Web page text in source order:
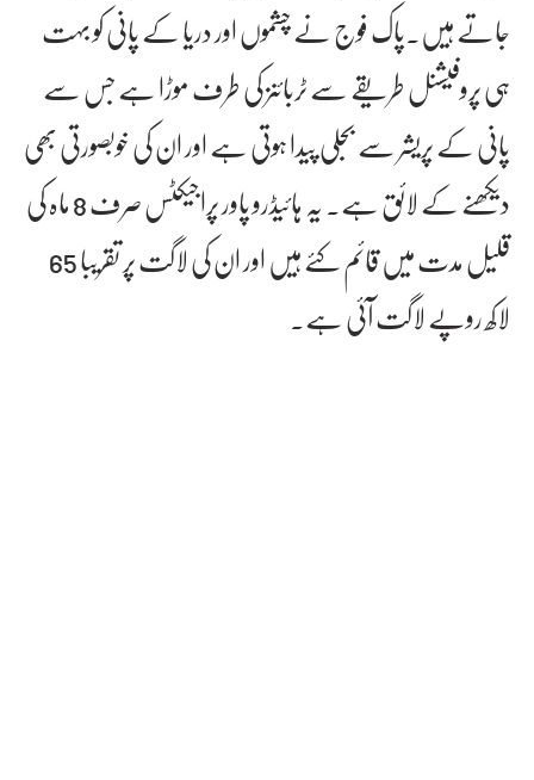
جاتے ہیں۔پاک فوج نے چشموں اور دریا کے پانی کو بہت
ہی پروفیشنل طریقے سے ٹربائنز کی طرف موڑا ہے جس سے
پانی کے پریشر سے بجلی پیدا ہوتی ہے اور ان کی خوبصورتی بھی
دیکھنے کے لائق ہے۔ یہ ہائیڈرو پاور پراجیکٹس صرف 8 ماہ کی
قلیل مدت میں قائم کئے ہیں اور ان کی لاگت پر تقریبا 65
لاکھ روپے لاگت آئی ہے۔